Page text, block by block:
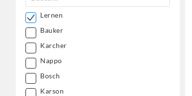
Lernen
Bauker
Karcher
Nappo
Bosch
Karson